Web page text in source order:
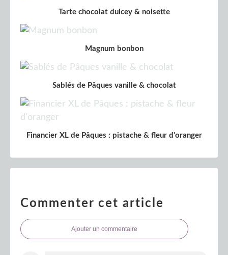
Tarte chocolat dulcey & noisette
Magnum bonbon
Sablés de Pâques vanille & chocolat
Financier XL de Pâques : pistache & fleur d'oranger
Commenter cet article
Ajouter un commentaire